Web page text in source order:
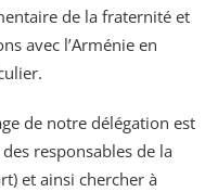
de la fraternité et
avec l’Arménie en
de notre délégation est
responsables de la
et ainsi chercher à